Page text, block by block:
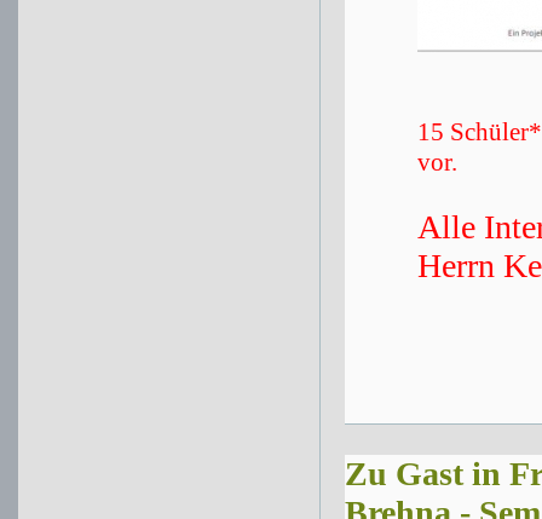
15
vor.
Alle
Herrn
Zu Gast in